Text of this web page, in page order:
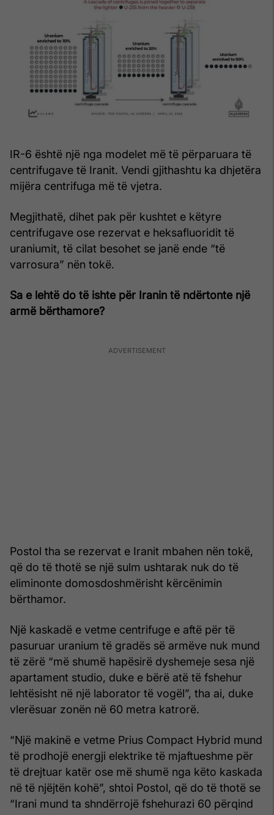
IR-6 është një nga modelet më të përparuara të
centrifugave të Iranit. Vendi gjithashtu ka dhjetëra
mijëra centrifuga më të vjetra.
Megjithatë, dihet pak për kushtet e këtyre
centrifugave ose rezervat e heksafluoridit të
uraniumit, të cilat besohet se janë ende “të
varrosura” nën tokë.
Sa e lehtë do të ishte për Iranin të ndërtonte një
armë bërthamore?
Postol tha se rezervat e Iranit mbahen nën tokë,
që do të thotë se një sulm ushtarak nuk do të
eliminonte domosdoshmërisht kërcënimin
bërthamor.
Një kaskadë e vetme centrifuge e aftë për të
pasuruar uranium të gradës së armëve nuk mund
të zërë “më shumë hapësirë dyshemeje sesa një
apartament studio, duke e bërë atë të fshehur
lehtësisht në një laborator të vogël”, tha ai, duke
vlerësuar zonën në 60 metra katrorë.
“Një makinë e vetme Prius Compact Hybrid mund
të prodhojë energji elektrike të mjaftueshme për
të drejtuar katër ose më shumë nga këto kaskada
në të njëjtën kohë”, shtoi Postol, që do të thotë se
“Irani mund ta shndërrojë fshehurazi 60 përqind